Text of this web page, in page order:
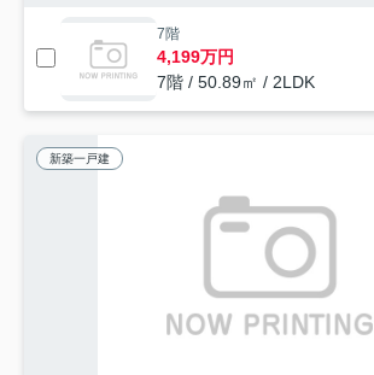
7階
4,199万円
7階 / 50.89㎡ / 2LDK
新築一戸建